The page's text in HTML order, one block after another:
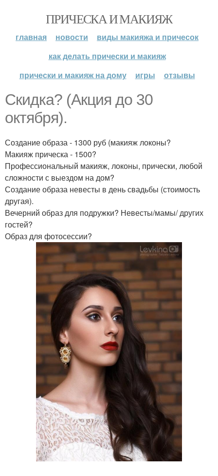
ПРИЧЕСКА И МАКИЯЖ
главная новости
виды макияжа и причесок
как делать прически и макияж
прически и макияж на дому
игры отзывы
Скидка? (Акция до 30
октября).
Создание образа - 1300 руб (макияж локоны?
Макияж прическа - 1500?
Профессиональный макияж, локоны, прически, любой
сложности с выездом на дом?
Создание образа невесты в день свадьбы (стоимость
другая).
Вечерний образ для подружки? Невесты/мамы/ других
гостей?
Образ для фотосессии?